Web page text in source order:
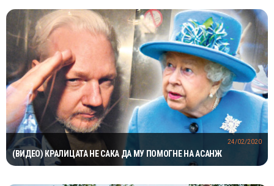
(ВИДЕО) КРАЛИЦАТА НЕ САКА ДА МУ ПОМОГНЕ НА АСАНЖ
24/02/2020